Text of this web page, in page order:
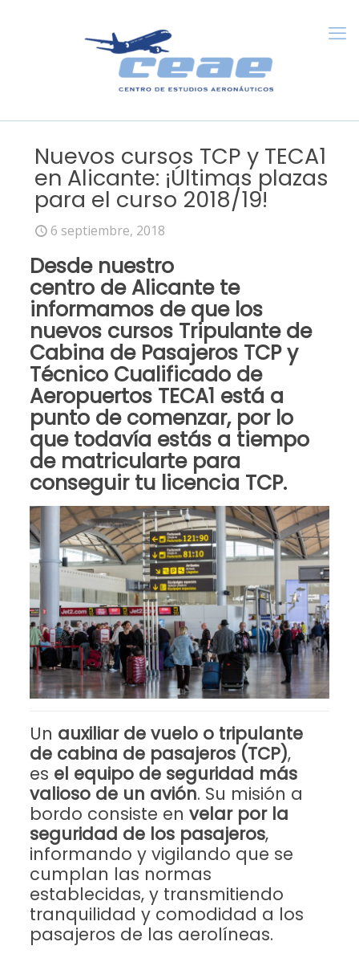
Nuevos cursos TCP y TECA1
en Alicante: ¡Últimas plazas
para el curso 2018/19!
6 septiembre, 2018
Desde nuestro
centro deAlicante te
informamos de que los
nuevos cursos Tripulante de
Cabina de Pasajeros TCPy
Técnico Cualificado de
Aeropuertos TECA1 está a
punto de comenzar, por lo
que todavía estás a tiempo
de matricularte para
conseguir tu licencia TCP.
Un auxiliar de vuelo o tripulante
de cabina de pasajeros (TCP),
es el equipo de seguridad más
valioso de un avión. Su misión a
bordo consiste en velar por la
seguridad de los pasajeros,
informando y vigilando que se
cumplan las normas
establecidas, y transmitiendo
tranquilidad y comodidad a los
pasajeros de las aerolíneas.